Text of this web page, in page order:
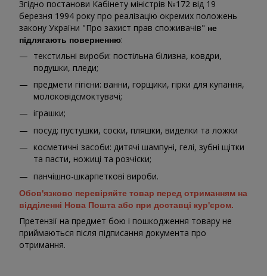
Згідно постанови Кабінету міністрів №172 від 19
березня 1994 року про реалізацію окремих положень
закону України "Про захист прав споживачів" не
підлягають поверненню:
текстильні вироби: постільна білизна, ковдри,
подушки, пледи;
предмети гігієни: ванни, горщики, гірки для купання,
молоковідсмоктувачі;
іграшки;
посуд: пустушки, соски, пляшки, виделки та ложки
косметичні засоби: дитячі шампуні, гелі, зубні щітки
та пасти, ножиці та розчіски;
панчішно-шкарпеткові вироби.
Обов'язково перевіряйте товар перед отриманням на
відділенні Нова Пошта або при доставці кур'єром.
Претензії на предмет бою і пошкодження товару не
приймаються після підписання документа про
отримання.